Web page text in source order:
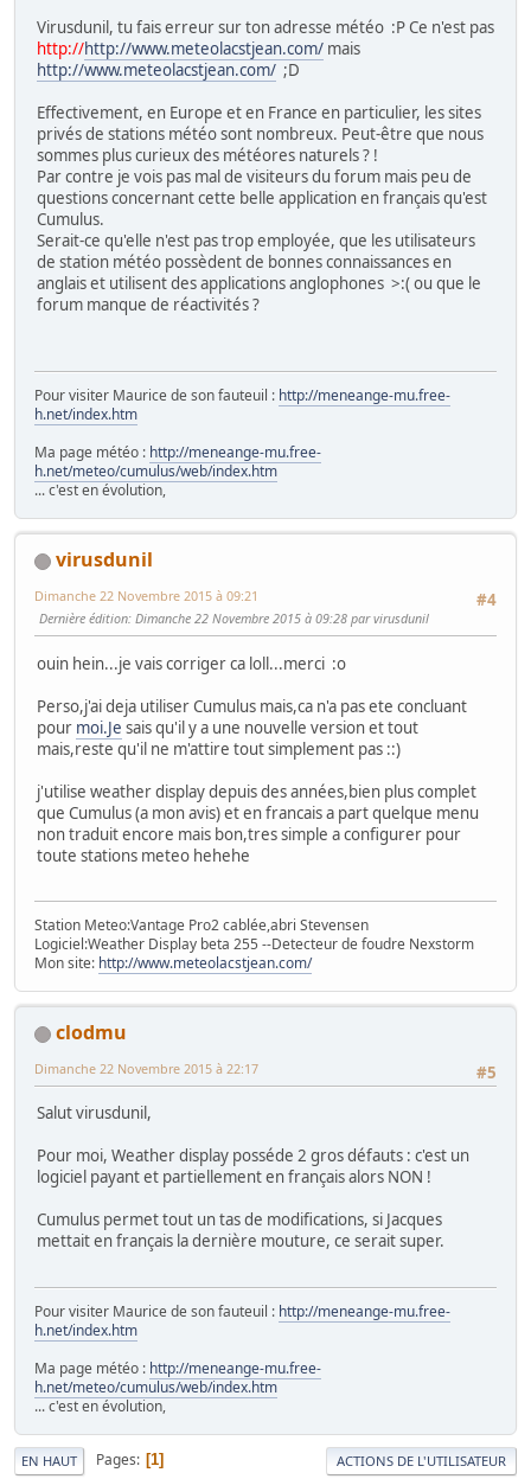
Virusdunil, tu fais erreur sur ton adresse météo :P Ce n'est pas
http://http://www.meteolacstjean.com/ mais
http://www.meteolacstjean.com/ ;D
Effectivement, en Europe et en France en particulier, les sites
privés de stations météo sont nombreux. Peut-être que nous
sommes plus curieux des météores naturels ? !
Par contre je vois pas mal de visiteurs du forum mais peu de
questions concernant cette belle application en français qu'est
Cumulus.
Serait-ce qu'elle n'est pas trop employée, que les utilisateurs
de station météo possèdent de bonnes connaissances en
anglais et utilisent des applications anglophones >:( ou que le
forum manque de réactivités ?
Pour visiter Maurice de son fauteuil : http://meneange-mu.free-
h.net/index.htm
Ma page météo : http://meneange-mu.free-
h.net/meteo/cumulus/web/index.htm
... c'est en évolution,
virusdunil
#4
Dimanche 22 Novembre 2015 à 09:21
Dernière édition: Dimanche 22 Novembre 2015 à 09:28 par virusdunil
ouin hein...je vais corriger ca loll...merci :o
Perso,j'ai deja utiliser Cumulus mais,ca n'a pas ete concluant
pour moi.Je sais qu'il y a une nouvelle version et tout
mais,reste qu'il ne m'attire tout simplement pas ::)
j'utilise weather display depuis des années,bien plus complet
que Cumulus (a mon avis) et en francais a part quelque menu
non traduit encore mais bon,tres simple a configurer pour
toute stations meteo hehehe
Station Meteo:Vantage Pro2 cablée,abri Stevensen
Logiciel:Weather Display beta 255 --Detecteur de foudre Nexstorm
Mon site: http://www.meteolacstjean.com/
clodmu
#5
Dimanche 22 Novembre 2015 à 22:17
Salut virusdunil,
Pour moi, Weather display posséde 2 gros défauts : c'est un
logiciel payant et partiellement en français alors NON !
Cumulus permet tout un tas de modifications, si Jacques
mettait en français la dernière mouture, ce serait super.
Pour visiter Maurice de son fauteuil : http://meneange-mu.free-
h.net/index.htm
Ma page météo : http://meneange-mu.free-
h.net/meteo/cumulus/web/index.htm
... c'est en évolution,
EN HAUT Pages 1 ACTIONS DE L'UTILISATEUR